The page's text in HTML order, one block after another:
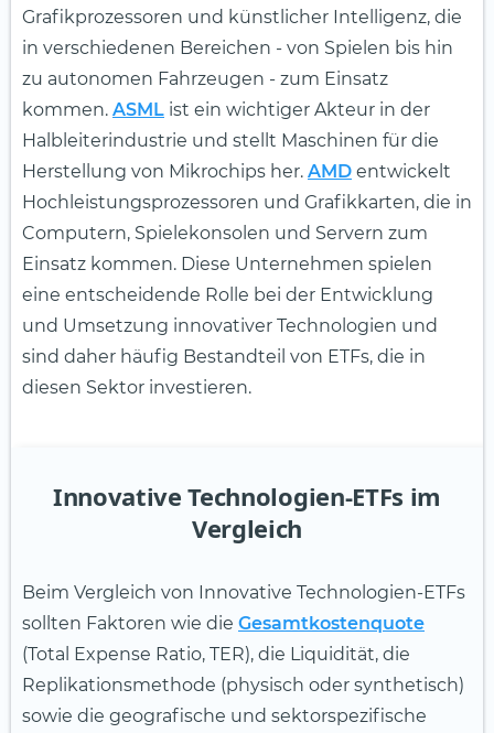
Grafikprozessoren und künstlicher Intelligenz, die
in verschiedenen Bereichen - von Spielen bis hin
zu autonomen Fahrzeugen - zum Einsatz
kommen. ASML ist ein wichtiger Akteur in der
Halbleiterindustrie und stellt Maschinen für die
Herstellung von Mikrochips her. AMD entwickelt
Hochleistungsprozessoren und Grafikkarten, die in
Computern, Spielekonsolen und Servern zum
Einsatz kommen. Diese Unternehmen spielen
eine entscheidende Rolle bei der Entwicklung
und Umsetzung innovativer Technologien und
sind daher häufig Bestandteil von ETFs, die in
diesen Sektor investieren.
Innovative Technologien-ETFs im
Vergleich
Beim Vergleich von Innovative Technologien-ETFs
sollten Faktoren wie die Gesamtkostenquote
(Total Expense Ratio, TER), die Liquidität, die
Replikationsmethode (physisch oder synthetisch)
sowie die geografische und sektorspezifische